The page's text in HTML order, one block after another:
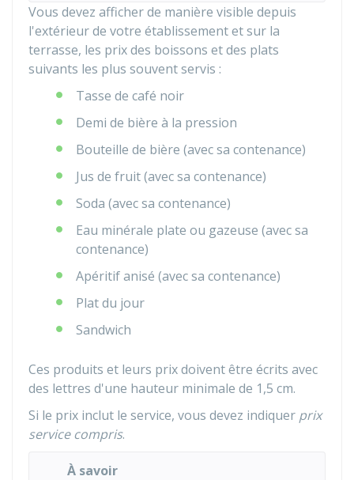
Vous devez afficher de manière visible depuis
l'extérieur de votre établissement et sur la
terrasse, les prix des boissons et des plats
suivants les plus souvent servis :
Tasse de café noir
Demi de bière à la pression
Bouteille de bière (avec sa contenance)
Jus de fruit (avec sa contenance)
Soda (avec sa contenance)
Eau minérale plate ou gazeuse (avec sa
contenance)
Apéritif anisé (avec sa contenance)
Plat du jour
Sandwich
Ces produits et leurs prix doivent être écrits avec
des lettres d'une hauteur minimale de 1,5 cm.
Si le prix inclut le service, vous devez indiquer prix
service compris.
À savoir